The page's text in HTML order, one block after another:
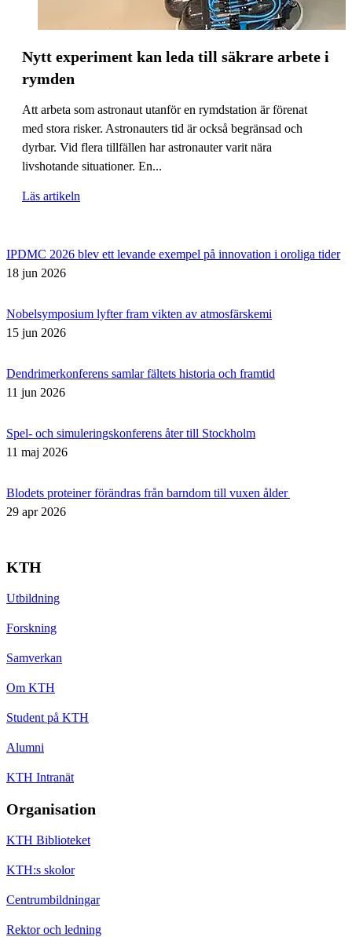
Nytt experiment kan leda till säkrare arbete i
rymden
Att arbeta som astronaut utanför en rymdstation är förenat
med stora risker. Astronauters tid är också begränsad och
dyrbar. Vid flera tillfällen har astronauter varit nära
livshotande situationer. En...
Läs artikeln
IPDMC 2026 blev ett levande exempel på innovation i oroliga tider
18 jun 2026
Nobelsymposium lyfter fram vikten av atmosfärskemi
15 jun 2026
Dendrimerkonferens samlar fältets historia och framtid
11 jun 2026
Spel- och simuleringskonferens åter till Stockholm
11 maj 2026
Blodets proteiner förändras från barndom till vuxen ålder
29 apr 2026
KTH
Utbildning
Forskning
Samverkan
Om KTH
Student på KTH
Alumni
KTH Intranät
Organisation
KTH Biblioteket
KTH:s skolor
Centrumbildningar
Rektor och ledning